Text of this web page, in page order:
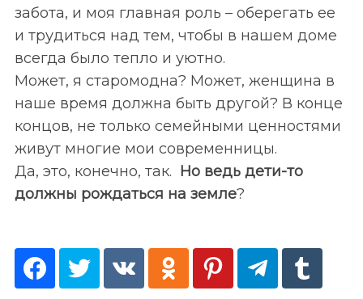
забота, и моя главная роль – оберегать ее
и трудиться над тем, чтобы в нашем доме
всегда было тепло и уютно.
Может, я старомодна? Может, женщина в
наше время должна быть другой? В конце
концов, не только семейными ценностями
живут многие мои современницы.
Да, это, конечно, так. Но ведь дети-то
должны рождаться на земле?
S По авторам